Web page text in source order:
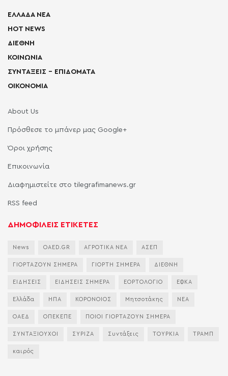
ΕΛΛΑΔΑ ΝΕΑ
HOT NEWS
ΔΙΕΘΝΗ
ΚΟΙΝΩΝΙΑ
ΣΥΝΤΑΞΕΙΣ – ΕΠΙΔΟΜΑΤΑ
ΟΙΚΟΝΟΜΙΑ
About Us
Πρόσθεσε το μπάνερ μας Google+
Όροι χρήσης
Επικοινωνία
Διαφημιστείτε στο tilegrafimanews.gr
RSS feed
ΔΗΜΟΦΙΛΕΙΣ ΕΤΙΚΕΤΕΣ
News OAED.GR ΑΓΡΟΤΙΚΑ ΝΕΑ ΑΣΕΠ
ΓΙΟΡΤΑΖΟΥΝ ΣΗΜΕΡΑ ΓΙΟΡΤΗ ΣΗΜΕΡΑ ΔΙΕΘΝΗ
ΕΙΔΗΣΕΙΣ ΕΙΔΗΣΕΙΣ ΣΗΜΕΡΑ ΕΟΡΤΟΛΟΓΙΟ ΕΦΚΑ
Ελλάδα ΗΠΑ ΚΟΡΟΝΟΙΟΣ Μητσοτάκης ΝΕΑ
ΟΑΕΔ ΟΠΕΚΕΠΕ ΠΟΙΟΙ ΓΙΟΡΤΑΖΟΥΝ ΣΗΜΕΡΑ
ΣΥΝΤΑΞΙΟΥΧΟΙ ΣΥΡΙΖΑ Συντάξεις ΤΟΥΡΚΙΑ ΤΡΑΜΠ
καιρός